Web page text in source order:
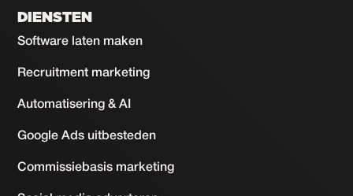
DIENSTEN
Software laten maken
Recruitment marketing
Automatisering & AI
Google Ads uitbesteden
Commissiebasis marketing